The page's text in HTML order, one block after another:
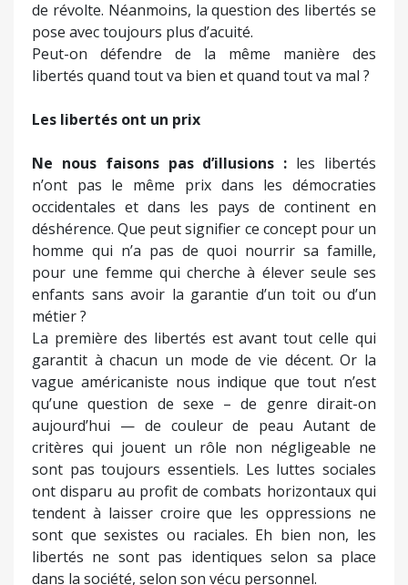
de révolte. Néanmoins, la question des libertés se
pose avec toujours plus d’acuité.
Peut-on défendre de la même manière des
libertés quand tout va bien et quand tout va mal ?
Les libertés ont un prix
Ne nous faisons pas d’illusions : les libertés
n’ont pas le même prix dans les démocraties
occidentales et dans les pays de continent en
déshérence. Que peut signifier ce concept pour un
homme qui n’a pas de quoi nourrir sa famille,
pour une femme qui cherche à élever seule ses
enfants sans avoir la garantie d’un toit ou d’un
métier ?
La première des libertés est avant tout celle qui
garantit à chacun un mode de vie décent. Or la
vague américaniste nous indique que tout n’est
qu’une question de sexe – de genre dirait-on
aujourd’hui — de couleur de peau Autant de
critères qui jouent un rôle non négligeable ne
sont pas toujours essentiels. Les luttes sociales
ont disparu au profit de combats horizontaux qui
tendent à laisser croire que les oppressions ne
sont que sexistes ou raciales. Eh bien non, les
libertés ne sont pas identiques selon sa place
dans la société, selon son vécu personnel.